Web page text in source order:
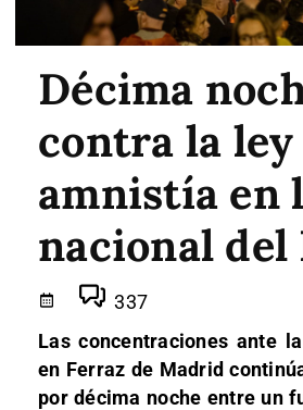
Décima
contra la ley
amnistía en
nacional del
337
Las concentraciones ante
en Ferraz de Madrid
por décima noche entre un